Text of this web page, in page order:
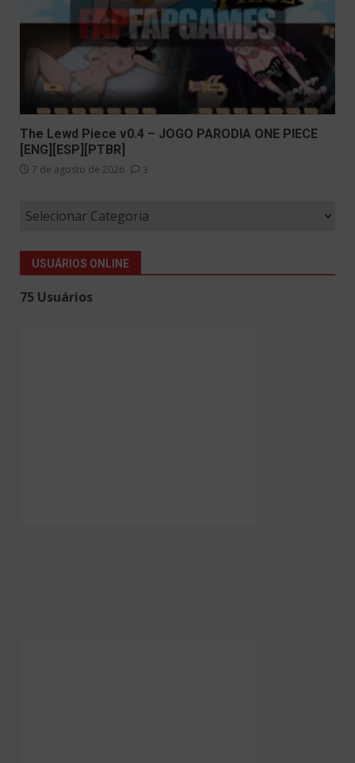
The Lewd Piece v0.4 – JOGO PARODIA ONE PIECE
[ENG][ESP][PTBR]
7 de agosto de 2026 3
USUÁRIOS ONLINE
75 Usuários